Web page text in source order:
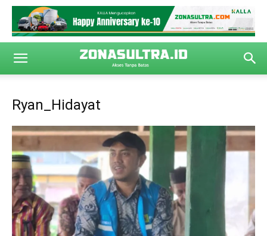
Ryan_Hidayat